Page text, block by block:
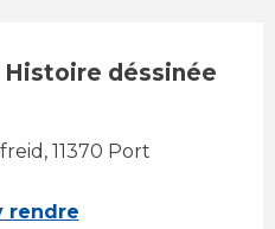
Histoire déssinée
11370 Port
rendre